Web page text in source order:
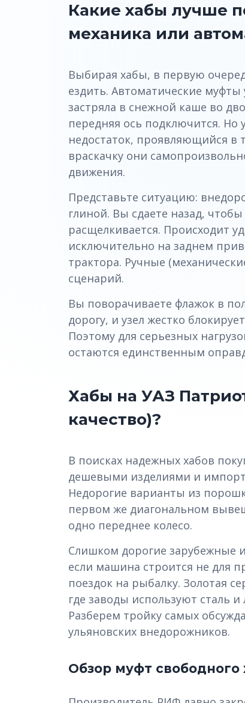
Какие хабы лучше
механика или
Выбирая хабы, в первую
ездить. Автоматические
застряла в снежной каше во
передняя ось подключится. Но
недостаток, проявляющийся в
враскачку они
движения.
Представьте ситуацию:
глиной. Вы сдаете назад,
расщелкивается. Происходит
исключительно на заднем
трактора. Ручные
сценарий.
Вы поворачиваете флажок в
дорогу, и узел жестко
Поэтому для серьезных
остаются единственным
Хабы на УАЗ
качество)?
В поисках надежных хабов
дешевыми изделиями и
Недорогие варианты из
первом же диагональном
одно переднее колесо.
Слишком дорогие зарубежные
если машина строится не для
поездок на рыбалку. Золотая
где заводы используют сталь
Разберем тройку самых
ульяновских внедорожников.
Обзор муфт